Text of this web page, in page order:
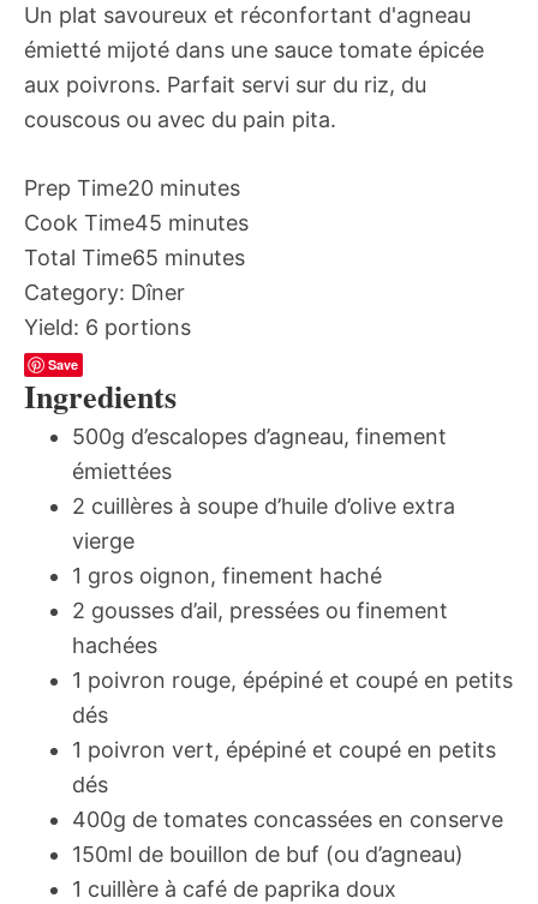
Un plat savoureux et réconfortant d'agneau
émietté mijoté dans une sauce tomate épicée
aux poivrons. Parfait servi sur du riz, du
couscous ou avec du pain pita.
Prep Time20 minutes
Cook Time45 minutes
Total Time65 minutes
Category: Dîner
Yield: 6 portions
Save
Ingredients
500g d’escalopes d’agneau, finement
émiettées
2 cuillères à soupe d’huile d’olive extra
vierge
1 gros oignon, finement haché
2 gousses d’ail, pressées ou finement
hachées
1 poivron rouge, épépiné et coupé en petits
dés
1 poivron vert, épépiné et coupé en petits
dés
400g de tomates concassées en conserve
150ml de bouillon de buf (ou d’agneau)
1 cuillère à café de paprika doux